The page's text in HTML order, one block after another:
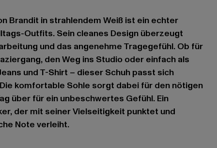
Brandit in strahlendem Weiß ist ein echter
Outfits. Sein cleanes Design überzeugt
und das angenehme Tragegefühl. Ob für
den Weg ins Studio oder einfach als
und T-Shirt – dieser Schuh passt sich
komfortable Sohle sorgt dabei für den nötigen
über für ein unbeschwertes Gefühl. Ein
der mit seiner Vielseitigkeit punktet und
Note verleiht.